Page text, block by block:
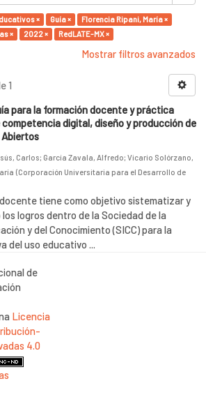
× Guía ×
Florencia Ripani, María ×
× 2022 × RedLATE-MX ×
Mostrar filtros avanzados
1
para la formación docente y práctica
digital, diseño y producción de
Carlos; García Zavala, Alfredo; Vicario Solórzano,
(Corporación Universitaria para el Desarrollo de
tiene como objetivo sistematizar y
logros dentro de la Sociedad de la
y del Conocimiento (SICC) para la
del uso educativo ...
de
Licencia
4.0